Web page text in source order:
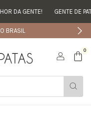
DA GENTE! GENTE DE
BRASIL
0